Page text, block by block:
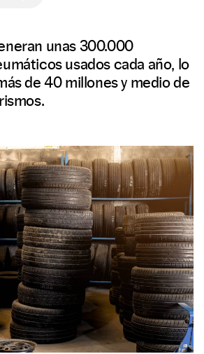
unas 300.000
usados cada año, lo
de 40 millones y medio de